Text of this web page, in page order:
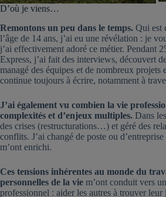
D’où je viens…
Remontons un peu dans le temps. Qui est
l’âge de 14 ans, j’ai eu une révélation : je
j’ai effectivement adoré ce métier. Pendant
Express, j’ai fait des interviews, découvert
managé des équipes et de nombreux projets
continue toujours à écrire, notamment à
J’ai également vu combien la vie
complexités et d’enjeux multiples. Dans
des crises (restructurations…) et géré des
conflits. J’ai changé de poste ou
m’ont enrichi.
Ces tensions inhérentes au monde du
personnelles de la vie m’ont conduit vers
professionnel : aider les autres à trouver leur